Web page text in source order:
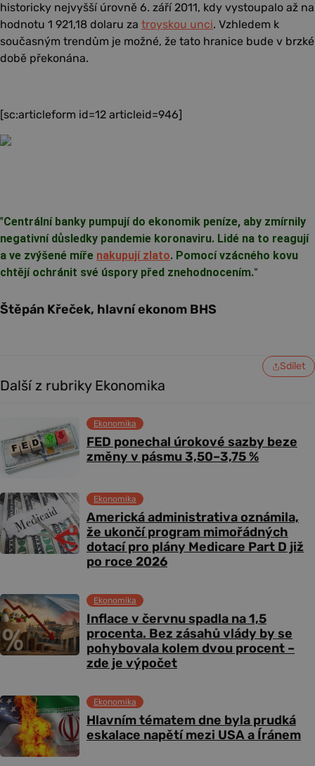
historicky nejvyšší úrovně 6. září 2011, kdy vystoupalo až na
hodnotu 1 921,18 dolaru za troyskou unci. Vzhledem k
současným trendům je možné, že tato hranice bude v brzké
době překonána.
[sc:articleform id=12 articleid=946]
"Centrální banky pumpují do ekonomik peníze, aby zmírnily
negativní důsledky pandemie koronaviru. Lidé na to reagují
a ve zvýšené míře nakupují zlato. Pomocí vzácného kovu
chtějí ochránit své úspory před znehodnocením."
Štěpán Křeček, hlavní ekonom BHS
Sdílet
Další z rubriky Ekonomika
FED ponechal úrokové sazby beze
změny v pásmu 3,50–3,75 %
Ekonomika
Americká administrativa oznámila,
že ukončí program mimořádných
dotací pro plány Medicare Part D již
po roce 2026
Ekonomika
Inflace v červnu spadla na 1,5
procenta. Bez zásahů vlády by se
pohybovala kolem dvou procent –
zde je výpočet
Ekonomika
Hlavním tématem dne byla prudká
eskalace napětí mezi USA a Íránem
Ekonomika